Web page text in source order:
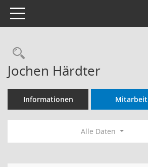
Toggle navigation
Rechercheauswahl
Jochen Härdter
Informationen Mitarbeit
Alle Daten